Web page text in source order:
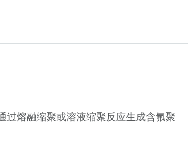
过熔融缩聚或溶液缩聚反应生成含氟聚